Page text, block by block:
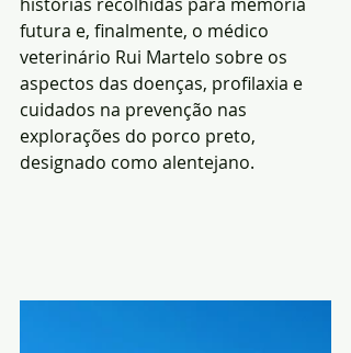
futura e, finalmente, o médico
veterinário Rui Martelo sobre os
aspectos das doenças, profilaxia e
cuidados na prevenção nas
explorações do porco preto,
designado como alentejano.